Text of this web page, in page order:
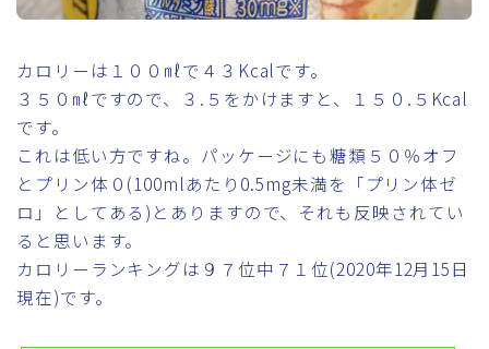
カロリーは１００㎖で４３Kcalです。
３５０㎖ですので、３.５をかけますと、１５０.５Kcal
です。
これは低い方ですね。パッケージにも糖類５０％オフ
とプリン体０(100mlあたり0.5mg未満を「プリン体ゼ
ロ」としてある)とありますので、それも反映されてい
ると思います。
カロリーランキングは９７位中７１位(2020年12月15日
現在)です。